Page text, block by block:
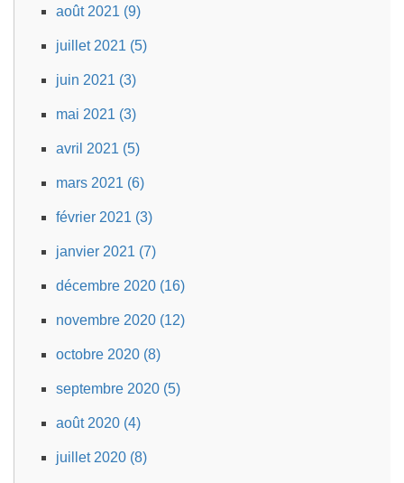
août 2021 (9)
juillet 2021 (5)
juin 2021 (3)
mai 2021 (3)
avril 2021 (5)
mars 2021 (6)
février 2021 (3)
janvier 2021 (7)
décembre 2020 (16)
novembre 2020 (12)
octobre 2020 (8)
septembre 2020 (5)
août 2020 (4)
juillet 2020 (8)